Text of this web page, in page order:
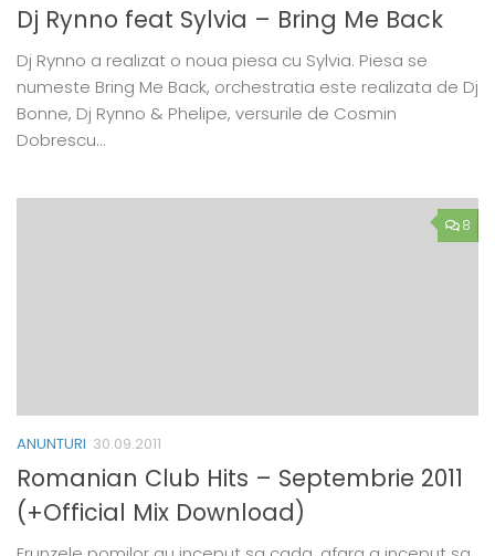
Dj Rynno feat Sylvia – Bring Me Back
Dj Rynno a realizat o noua piesa cu Sylvia. Piesa se
numeste Bring Me Back, orchestratia este realizata de Dj
Bonne, Dj Rynno & Phelipe, versurile de Cosmin
Dobrescu…
8
ANUNTURI 30.09.2011
Romanian Club Hits – Septembrie 2011
(+Official Mix Download)